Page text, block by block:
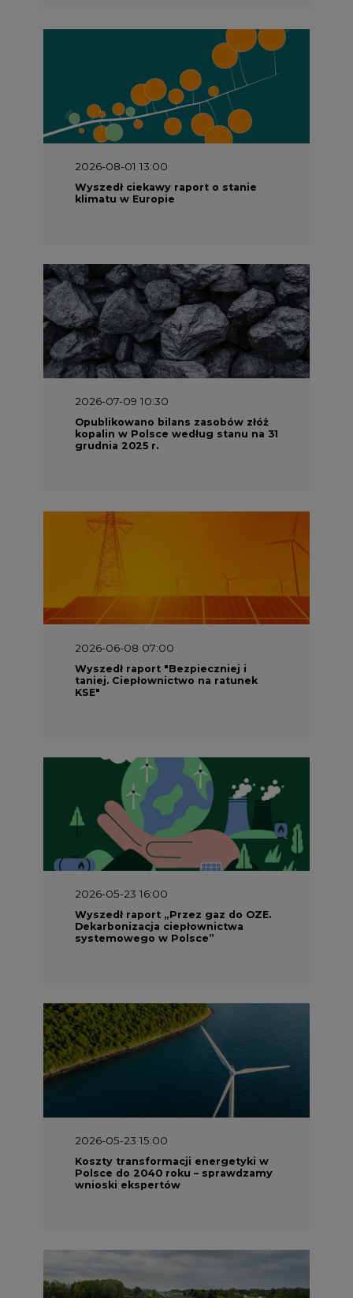
2026-08-01 13:00
Wyszedł ciekawy raport o stanie
klimatu w Europie
2026-07-09 10:30
Opublikowano bilans zasobów złóż
kopalin w Polsce według stanu na 31
2026-06-08 07:00
taniej. Ciepłownictwo na ratunek
2026-05-23 16:00
Wyszedł raport „Przez gaz do OZE.
Dekarbonizacja ciepłownictwa
Koszty transformacji energetyki w
Polsce do 2040 roku – sprawdzamy